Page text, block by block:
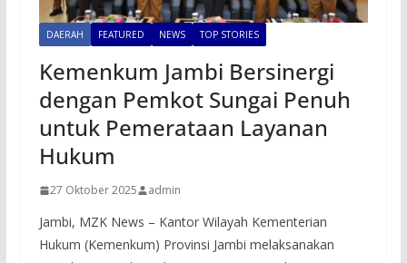
DAERAH FEATURED NEWS TOP STORIES
Kemenkum Jambi Bersinergi
dengan Pemkot Sungai Penuh
untuk Pemerataan Layanan
Hukum
27 Oktober 2025 admin
Jambi, MZK News – Kantor Wilayah Kementerian
Hukum (Kemenkum) Provinsi Jambi melaksanakan